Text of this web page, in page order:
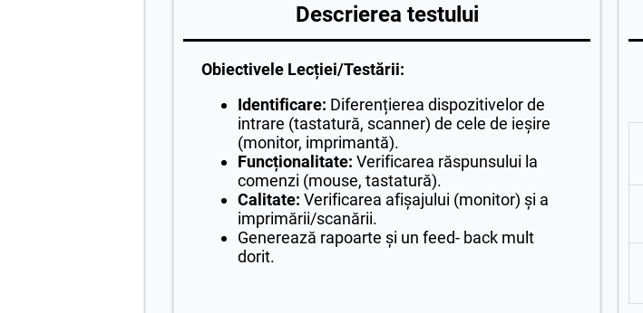
Descrierea testului
Obiectivele Lecției/Testării:
Identificare: Diferențierea dispozitivelor de
intrare (tastatură, scanner) de cele de ieșire
(monitor, imprimantă).
Funcționalitate: Verificarea răspunsului la
comenzi (mouse, tastatură).
Calitate: Verificarea afișajului (monitor) și a
imprimării/scanării.
Generează rapoarte și un feed- back mult
dorit.